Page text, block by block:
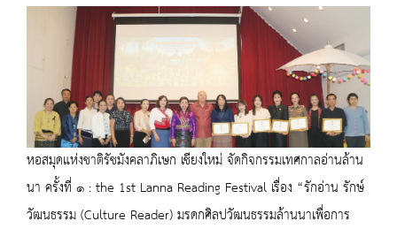
หอสมุดแห่งชาติรัชมังคลาภิเษก เชียงใหม่ จัดกิจกรรมเทศกาลอ่านล้าน
นา ครั้งที่ ๑ : the 1st Lanna Reading Festival เรื่อง “รักอ่าน รักษ์
วัฒนธรรม (Culture Reader) มรดกศิลปวัฒนธรรมล้านนาเพื่อการ